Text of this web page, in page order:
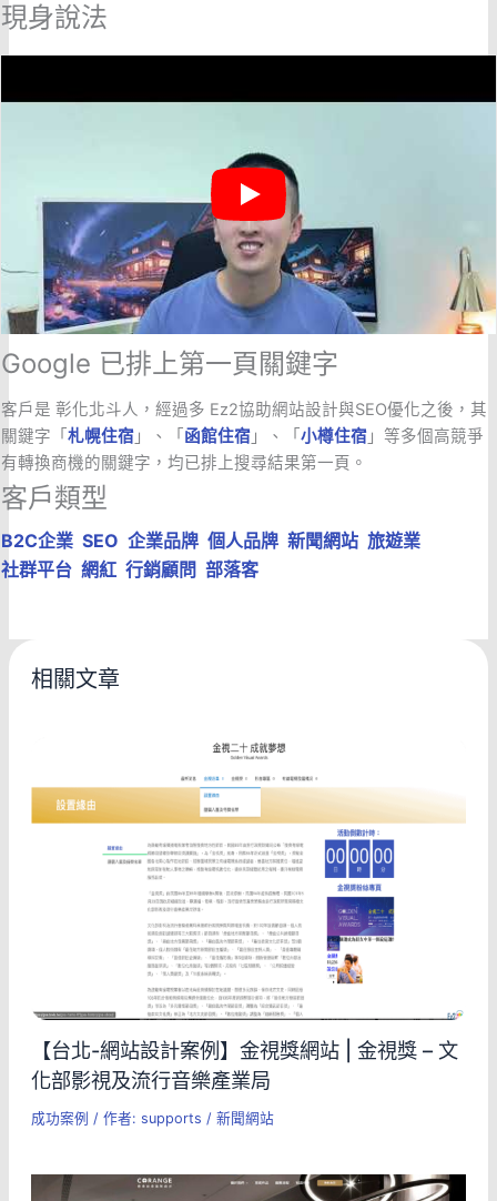
現身說法
Google 已排上第一頁關鍵字
客戶是 彰化北斗人，經過多 Ez2協助網站設計與SEO優化之後，其
關鍵字「 札幌住宿」、「 函館住宿」、「 小樽住宿」等多個高競爭
有轉換商機的關鍵字，均已排上搜尋結果第一頁。
客戶類型
B2C企業 SEO 企業品牌 個人品牌 新聞網站 旅遊業
社群平台 網紅 行銷顧問 部落客
相關文章
【台北-網站設計案例】金視獎網站 | 金視獎 – 文
化部影視及流行音樂產業局
成功案例 / 作者: supports / 新聞網站